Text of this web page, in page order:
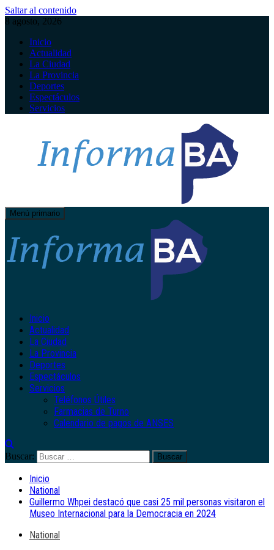
Saltar al contenido
8 agosto, 2026
Inicio
Actualidad
La Ciudad
La Provincia
Deportes
Espectáculos
Servicios
Menú primario
Inicio
Actualidad
La Ciudad
La Provincia
Deportes
Espectáculos
Servicios
Teléfonos Útiles
Farmacias de Turno
Calendario de pagos de ANSES
Buscar:
Inicio
National
Guillermo Whpei destacó que casi 25 mil personas visitaron el
Museo Internacional para la Democracia en 2024
National